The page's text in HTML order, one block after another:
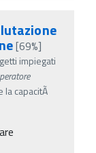
[69%]
impiegati
la capacitÃ